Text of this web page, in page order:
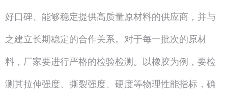
好口碑、能够稳定提供高质量原材料的供应商，并与
之建立长期稳定的合作关系。对于每一批次的原材
料，厂家要进行严格的检验检测。以橡胶为例，要检
测其拉伸强度、撕裂强度、硬度等物理性能指标，确